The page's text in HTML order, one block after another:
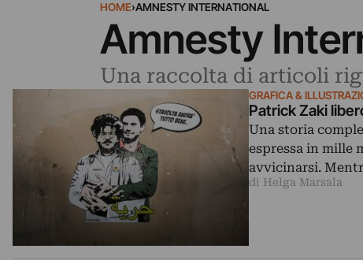
HOME›AMNESTY INTERNATIONAL
Amnesty
Una raccolta di articoli
GRAFICA &
Patrick Zaki
Una storia
espressa in mille
avvicinarsi.
di Helga Marsala